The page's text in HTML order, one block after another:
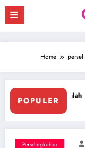
Skip
content
Home
POPULER
Treesome Dengan
Perselingkuhan